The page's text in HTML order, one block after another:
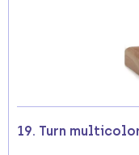
19. Turn